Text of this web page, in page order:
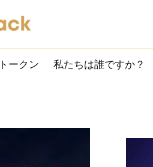
ークン 私たちは誰ですか？